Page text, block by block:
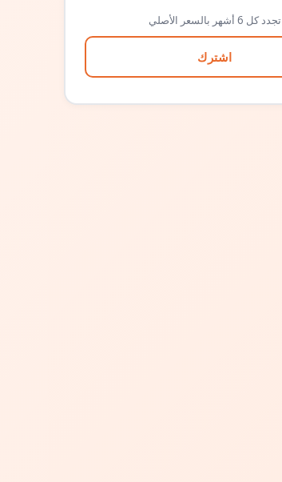
تجدد كل 6 أشهر بالسعر الأصلي
اشترك